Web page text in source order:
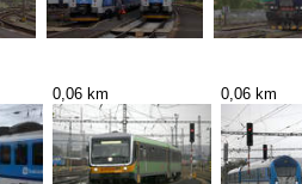
0,06 km 0,06 km